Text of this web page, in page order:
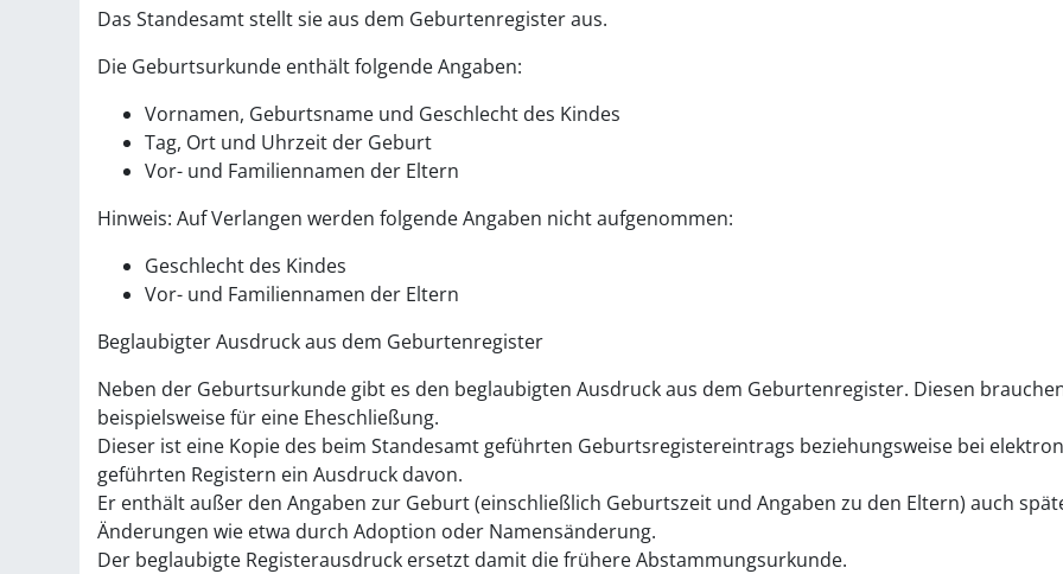
Das Standesamt stellt sie aus dem Geburtenregister aus.
Die Geburtsurkunde enthält folgende Angaben:
Vornamen, Geburtsname und Geschlecht des Kindes
Tag, Ort und Uhrzeit der Geburt
Vor- und Familiennamen der Eltern
Hinweis: Auf Verlangen werden folgende Angaben nicht aufgenommen:
Geschlecht des Kindes
Vor- und Familiennamen der Eltern
Beglaubigter Ausdruck aus dem Geburtenregister
Neben der Geburtsurkunde gibt es den beglaubigten Ausdruck aus dem Geburtenregister. Diesen
beispielsweise für eine Eheschließung.
Dieser ist eine Kopie des beim Standesamt geführten Geburtsregistereintrags beziehungsweise bei
geführten Registern ein Ausdruck davon.
Er enthält außer den Angaben zur Geburt (einschließlich Geburtszeit und Angaben zu den Eltern) auch
Änderungen wie etwa durch Adoption oder Namensänderung.
Der beglaubigte Registerausdruck ersetzt damit die frühere Abstammungsurkunde.